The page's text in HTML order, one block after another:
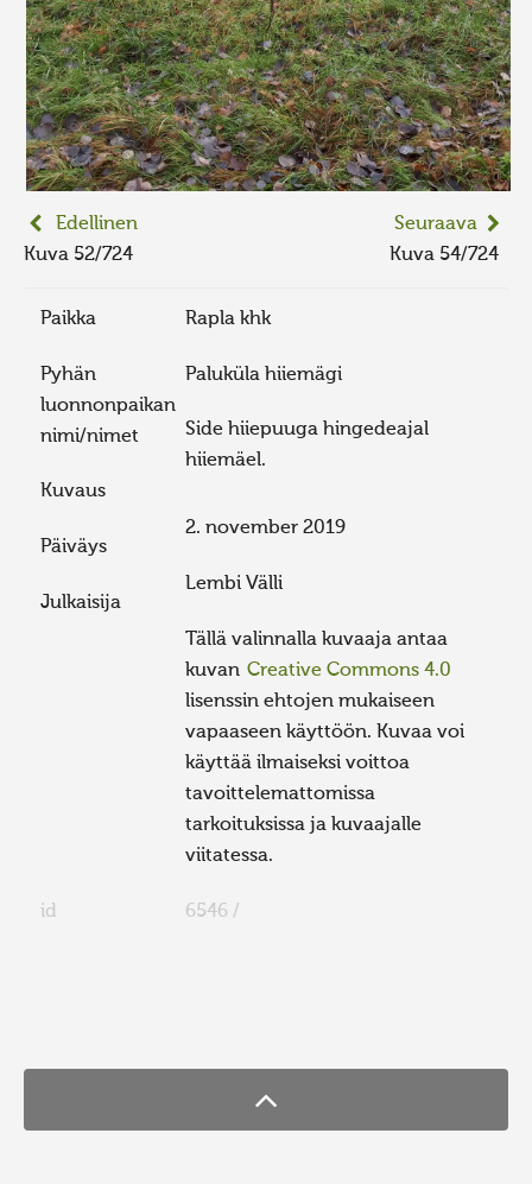
Edellinen
Kuva 52/724
Seuraava
Kuva 54/724
Paikka Rapla khk
Pyhän
luonnonpaikan
nimi/nimet
Paluküla hiiemägi
Kuvaus
Side hiiepuuga hingedeajal
hiiemäel.
Päiväys
2. november 2019
Julkaisija
Lembi Välli
Tällä valinnalla kuvaaja antaa
kuvan Creative Commons 4.0
lisenssin ehtojen mukaiseen
vapaaseen käyttöön. Kuvaa voi
käyttää ilmaiseksi voittoa
tavoittelemattomissa
tarkoituksissa ja kuvaajalle
viitatessa.
id 6546 /